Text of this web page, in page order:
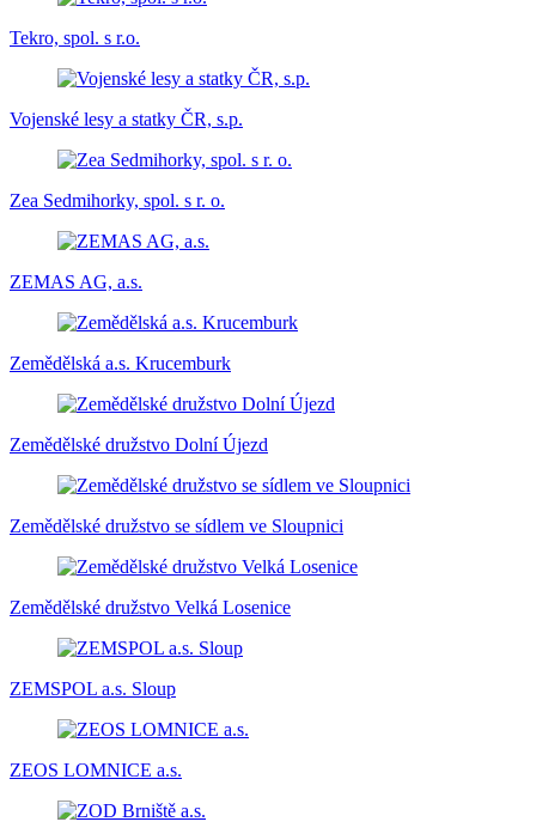
Tekro, spol. s r.o.
Vojenské lesy a statky ČR, s.p.
Zea Sedmihorky, spol. s r. o.
ZEMAS AG, a.s.
Zemědělská a.s. Krucemburk
Zemědělské družstvo Dolní Újezd
Zemědělské družstvo se sídlem ve Sloupnici
Zemědělské družstvo Velká Losenice
ZEMSPOL a.s. Sloup
ZEOS LOMNICE a.s.